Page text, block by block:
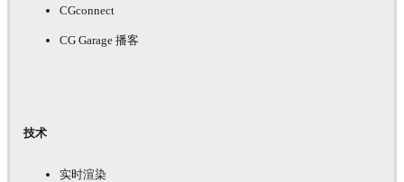
CGconnect
CG Garage 播客
技术
实时渲染